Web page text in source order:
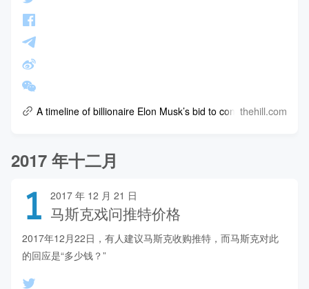
A timeline of billionaire Elon Musk’s bid to control Twitter
thehill.com
2017 年十二月
1 2017 年 12 月 21 日
马斯克戏问推特价格
2017年12月22日，有人建议马斯克收购推特，而马斯克对此
的回应是“多少钱？”